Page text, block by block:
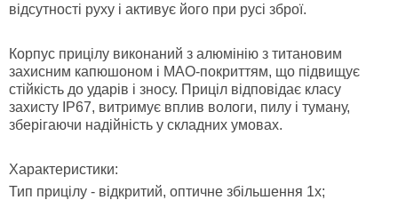
відсутності руху і активує його при русі зброї.
Корпус прицілу виконаний з алюмінію з титановим
захисним капюшоном і MAO-покриттям, що підвищує
стійкість до ударів і зносу. Приціл відповідає класу
захисту IP67, витримує вплив вологи, пилу і туману,
зберігаючи надійність у складних умовах.
Характеристики:
Тип прицілу - відкритий, оптичне збільшення 1х;